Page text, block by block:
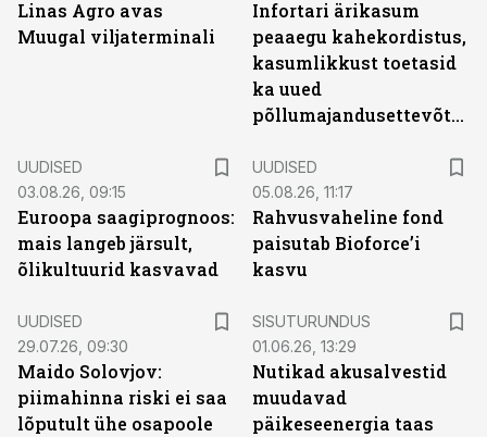
Linas Agro avas
Muugal viljaterminali
Infortari ärikasum
peaaegu kahekordistus,
kasumlikkust toetasid
ka uued
põllumajandusettevõtted
UUDISED
03.08.26, 09:15
Euroopa saagiprognoos:
mais langeb järsult,
õlikultuurid kasvavad
UUDISED
05.08.26, 11:17
Rahvusvaheline fond
paisutab Bioforce’i
kasvu
UUDISED
29.07.26, 09:30
Maido Solovjov:
piimahinna riski ei saa
lõputult ühe osapoole
SISUTURUNDUS
01.06.26, 13:29
Nutikad akusalvestid
muudavad
päikeseenergia taas